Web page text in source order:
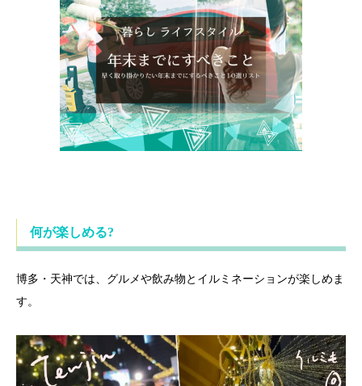
何が楽しめる?
博多・天神では、グルメや飲み物とイルミネーションが楽しめま
す。